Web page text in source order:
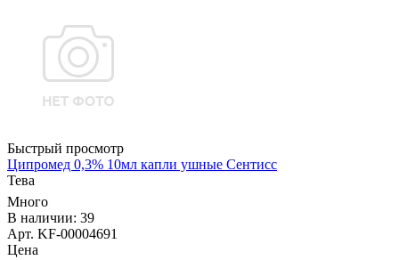
Быстрый просмотр
Ципромед 0,3% 10мл капли ушные Сентисс
Тева
Много
В наличии: 39
Арт. KF-00004691
Цена